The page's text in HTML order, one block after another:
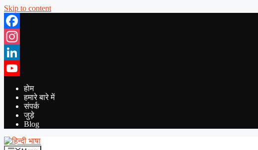
Skip to content
Facebook
Instagram
LinkedIn
YouTube
होम
हमारे बारे में
संपर्क
जुड़े
Blog